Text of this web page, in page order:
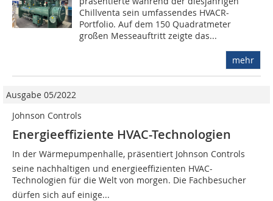
Chill­venta sein umfassendes HVACR-
Portfolio. Auf dem 150 Quadratmeter
großen Messe­auftritt zeigte das...
mehr
Ausgabe 05/2022
Johnson Controls
Energieeffiziente HVAC-Technologien
In der Wärmepumpenhalle, präsentiert Johnson Controls
seine nachhaltigen und energieeffizienten HVAC-
Technologien für die Welt von morgen. Die Fachbesucher
dürfen sich auf einige...